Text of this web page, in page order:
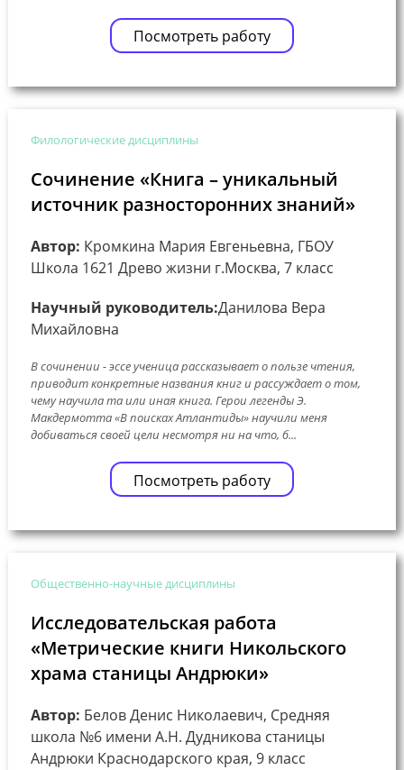
Посмотреть работу
Филологические дисциплины
Сочинение «Книга – уникальный
источник разносторонних знаний»
Автор: Кромкина Мария Евгеньевна, ГБОУ
Школа 1621 Древо жизни г.Москва, 7 класс
Научный руководитель:Данилова Вера
Михайловна
В сочинении - эссе ученица рассказывает о пользе чтения,
приводит конкретные названия книг и рассуждает о том,
чему научила та или иная книга. Герои легенды Э.
Макдермотта «В поисках Атлантиды» научили меня
добиваться своей цели несмотря ни на что, б...
Посмотреть работу
Общественно-научные дисциплины
Исследовательская работа
«Метрические книги Никольского
храма станицы Андрюки»
Автор: Белов Денис Николаевич, Средняя
школа №6 имени А.Н. Дудникова станицы
Андрюки Краснодарского края, 9 класс